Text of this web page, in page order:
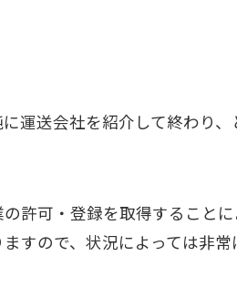
運送会社を紹介して終わり
許可・登録を取得することに
すので、状況によっては非